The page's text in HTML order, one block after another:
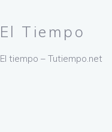
El Tiempo
El tiempo – Tutiempo.net